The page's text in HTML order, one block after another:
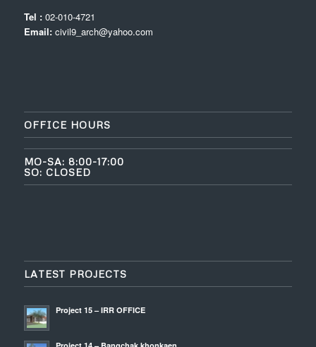
Tel :02-010-4721
Email: civil9_arch@yahoo.com
OFFICE HOURS
MO-SA: 8:00-17:00
SO: CLOSED
LATEST PROJECTS
Project 15 – IRR OFFICE